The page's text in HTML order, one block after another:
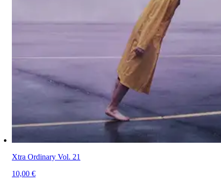
Xtra Ordinary Vol. 21
10,00 €